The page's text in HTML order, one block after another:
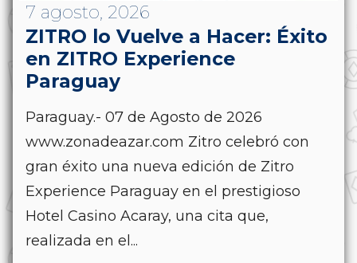
7 agosto, 2026
ZITRO lo Vuelve a Hacer: Éxito
en ZITRO Experience
Paraguay
Paraguay.- 07 de Agosto de 2026
www.zonadeazar.com Zitro celebró con
gran éxito una nueva edición de Zitro
Experience Paraguay en el prestigioso
Hotel Casino Acaray, una cita que,
realizada en el...